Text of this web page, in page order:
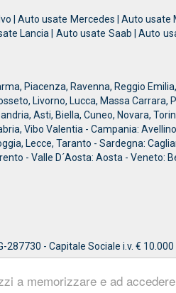
a memorizzare e ad
| Auto usate Mercedes | Auto usate
Lancia | Auto usate Saab | Auto
Piacenza, Ravenna, Reggio
Livorno, Lucca, Massa Carrara,
Asti, Biella, Cuneo, Novara,
Vibo Valentia - Campania:
Lecce, Taranto - Sardegna:
- Valle D´Aosta: Aosta - Veneto:
287730 - Capitale Sociale i.v. €